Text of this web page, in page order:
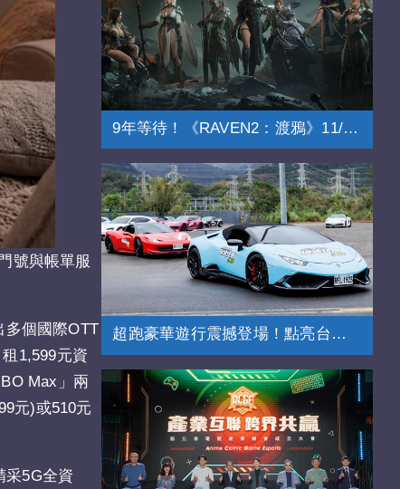
號與帳單服
多個國際OTT
1,599元資
Max」兩
元)或510元
采5G全資
9年等待！《RAVEN2：渡鴉》11/20上市
超跑豪華遊行震撼登場！點亮台北街頭